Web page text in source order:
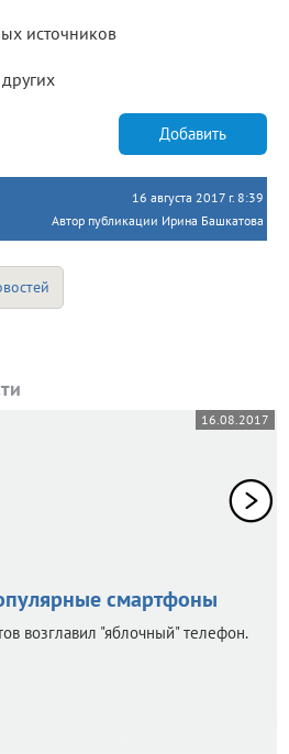
источников
Добавить
16 августа 2017 г. 8:39
Автор публикации Ирина Башкатова
16.08.2017
смартфоны
возглавил "яблочный" телефон.